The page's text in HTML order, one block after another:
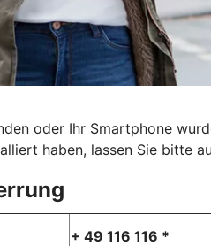
oder Ihr Smartphone
haben, lassen Sie bitte
+ 49 116 116 *